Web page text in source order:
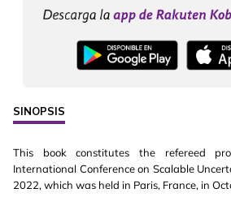
SINOPSIS
This book constitutes the refereed
International Conference on Scalable
2022, which was held in Paris, France, in